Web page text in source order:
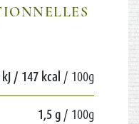
/ 147 kcal / 100g
1,5 g / 100g